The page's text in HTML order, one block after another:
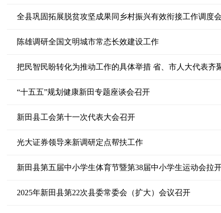
全县巩固拓展脱贫攻坚成果同乡村振兴有效衔接工作调度
陈雄调研全国文明城市常态长效建设工作
把民智民盼转化为推动工作的具体举措 省、市人大代表齐
“十五五”规划健康新田专题座谈会召开
新田县工会第十一次代表大会召开
光大证券领导来新调研定点帮扶工作
新田县第五届中小学生体育节暨第38届中小学生运动会拉
2025年新田县第22次县委常委会（扩大）会议召开